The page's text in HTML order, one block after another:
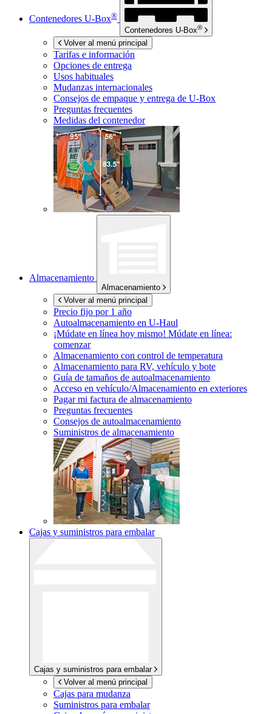
Contenedores U-Box®
Contenedores U-Box®
Volver al menú principal
Tarifas e información
Opciones de entrega
Usos habituales
Mudanzas internacionales
Consejos de empaque y entrega de U-Box
Preguntas frecuentes
Medidas del contenedor
Almacenamiento
Almacenamiento
Volver al menú principal
Precio fijo por 1 año
Autoalmacenamiento en U-Haul
¡Múdate en línea hoy mismo! Múdate en línea:
comenzar
Almacenamiento con control de temperatura
Almacenamiento para RV, vehículo y bote
Guía de tamaños de autoalmacenamiento
Acceso en vehículo/Almacenamiento en exteriores
Pagar mi factura de almacenamiento
Preguntas frecuentes
Consejos de autoalmacenamiento
Suministros de almacenamiento
Cajas y suministros para embalar
Cajas y suministros para embalar
Volver al menú principal
Cajas para mudanza
Suministros para embalar